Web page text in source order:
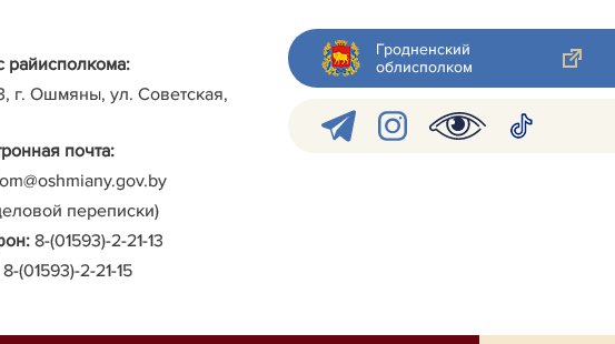
райисполкома:
г. Ошмяны, ул. Советская,
почта:
переписки)
8-(01593)-2-21-13
8-(01593)-2-21-15
Гродненский
облисполком